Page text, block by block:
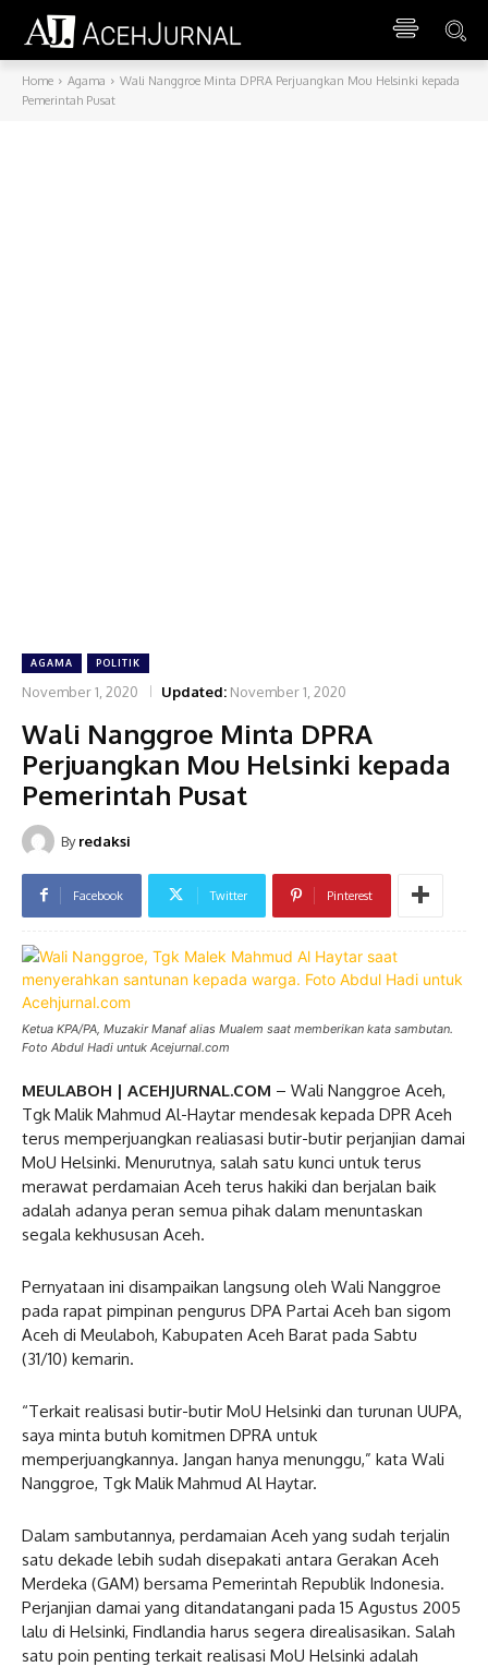
Home Agama
Wali Nanggroe Minta DPRA Perjuangkan Mou Helsinki kepada
Pemerintah Pusat
AGAMA POLITIK
November 1, 2020 Updated: November 1, 2020
Wali Nanggroe Minta DPRA
Perjuangkan Mou Helsinki kepada
Pemerintah Pusat
By redaksi
Facebook Twitter Pinterest
Ketua KPA/PA, Muzakir Manaf alias Mualem saat memberikan kata sambutan.
Foto Abdul Hadi untuk Acejurnal.com
MEULABOH | ACEHJURNAL.COM – Wali Nanggroe Aceh,
Tgk Malik Mahmud Al-Haytar mendesak kepada DPR Aceh
terus memperjuangkan realiasasi butir-butir perjanjian damai
MoU Helsinki. Menurutnya, salah satu kunci untuk terus
merawat perdamaian Aceh terus hakiki dan berjalan baik
adalah adanya peran semua pihak dalam menuntaskan
segala kekhususan Aceh.
Pernyataan ini disampaikan langsung oleh Wali Nanggroe
pada rapat pimpinan pengurus DPA Partai Aceh ban sigom
Aceh di Meulaboh, Kabupaten Aceh Barat pada Sabtu
(31/10) kemarin.
“Terkait realisasi butir-butir MoU Helsinki dan turunan UUPA,
saya minta butuh komitmen DPRA untuk
memperjuangkannya. Jangan hanya menunggu,” kata Wali
Nanggroe, Tgk Malik Mahmud Al Haytar.
Dalam sambutannya, perdamaian Aceh yang sudah terjalin
satu dekade lebih sudah disepakati antara Gerakan Aceh
Merdeka (GAM) bersama Pemerintah Republik Indonesia.
Perjanjian damai yang ditandatangani pada 15 Agustus 2005
lalu di Helsinki, Findlandia harus segera direalisasikan. Salah
satu poin penting terkait realisasi MoU Helsinki adalah